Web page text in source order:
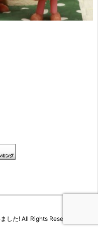
した!All Rights Reserved.